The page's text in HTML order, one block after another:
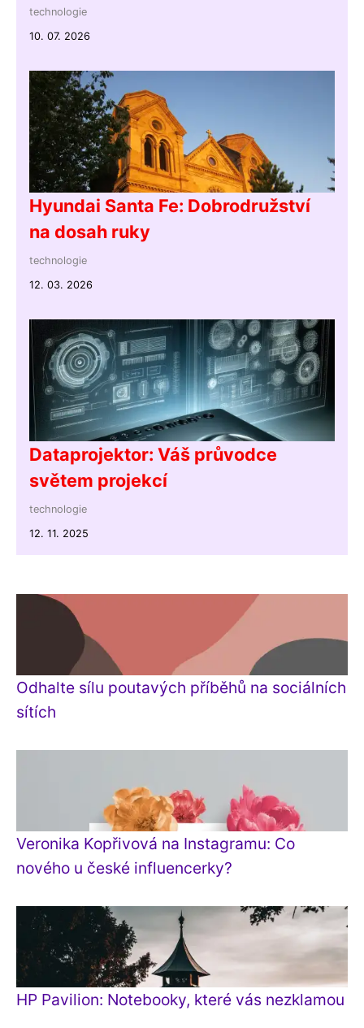
technologie
10. 07. 2026
Hyundai Santa Fe: Dobrodružství
na dosah ruky
technologie
12. 03. 2026
Dataprojektor: Váš průvodce
světem projekcí
technologie
12. 11. 2025
Odhalte sílu poutavých příběhů na sociálních
sítích
Veronika Kopřivová na Instagramu: Co
nového u české influencerky?
HP Pavilion: Notebooky, které vás nezklamou